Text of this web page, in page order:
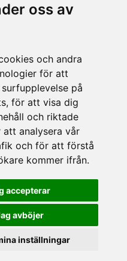
oss av
och andra
för att
på
för att visa dig
och riktade
att analysera vår
och för att förstå
kommer ifrån.
accepterar
avböjer
inställningar
alltid varit ett av
▪ Caps Me ▪
▪ Ken Hom ▪ Kilner ▪
de Vie ▪ Mason
and Kengsington ▪
▪ Style de Vie ▪
för våra
mejla till oss på